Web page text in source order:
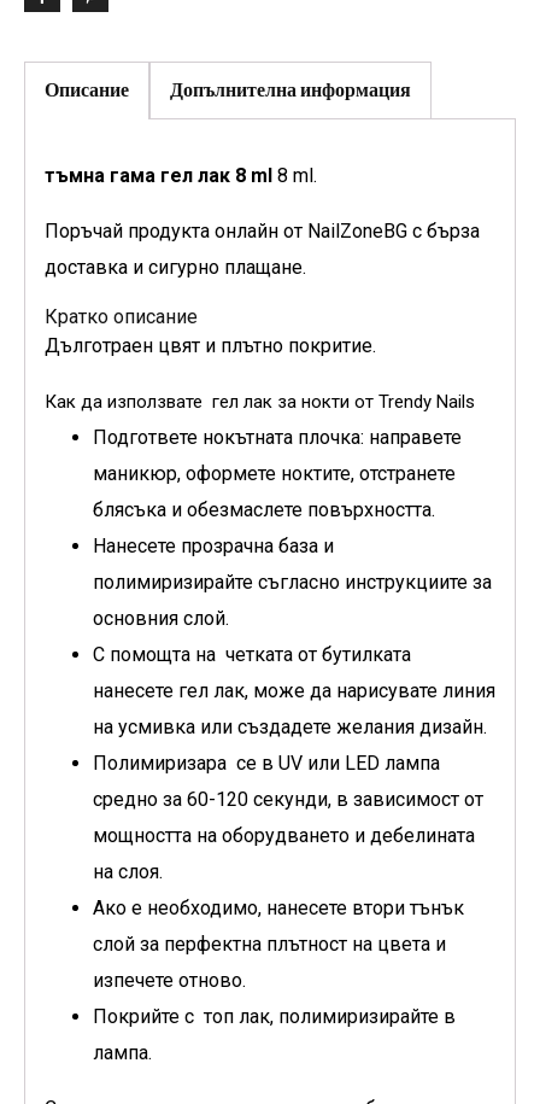
Описание Допълнителна информация
тъмна гама гел лак 8 ml 8 ml.
Поръчай продукта онлайн от NailZoneBG с бърза
доставка и сигурно плащане.
Кратко описание
Дълготраен цвят и плътно покритие.
Как да използвате гел лак за нокти от Trendy Nails
Подгответе нокътната плочка: направете
маникюр, оформете ноктите, отстранете
блясъка и обезмаслете повърхността.
Нанесете прозрачна база и
полимиризирайте съгласно инструкциите за
основния слой.
С помощта на четката от бутилката
нанесете гел лак, може да нарисувате линия
на усмивка или създадете желания дизайн.
Полимиризара се в UV или LED лампа
средно за 60-120 секунди, в зависимост от
мощността на оборудването и дебелината
на слоя.
Ако е необходимо, нанесете втори тънък
слой за перфектна плътност на цвета и
изпечете отново.
Покрийте с топ лак, полимиризирайте в
лампа.